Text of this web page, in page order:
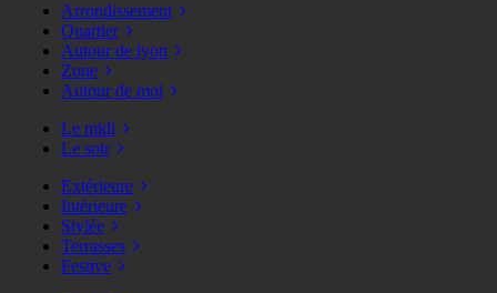
Arrondissement
Quartier
Autour de lyon
Zone
Autour de moi
Le midi
Le soir
Extérieure
Intérieure
Stylée
Terrasses
Festive